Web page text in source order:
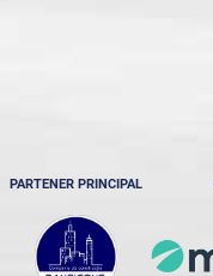
PARTENER PRINCIPAL